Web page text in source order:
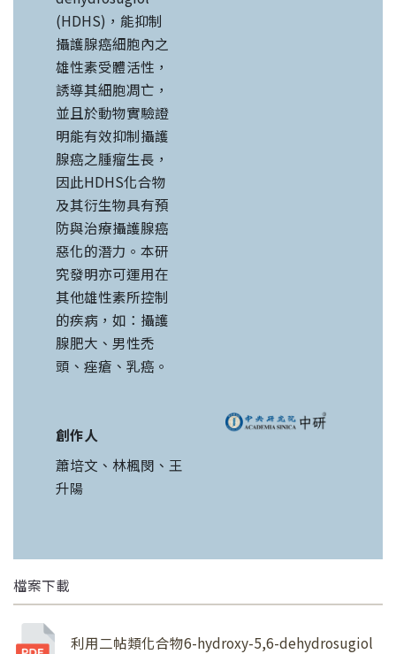
(HDHS)，能抑制
攝護腺癌細胞內之
雄性素受體活性，
誘導其細胞凋亡，
並且於動物實驗證
明能有效抑制攝護
腺癌之腫瘤生長，
因此HDHS化合物
及其衍生物具有預
防與治療攝護腺癌
惡化的潛力。本研
究發明亦可運用在
其他雄性素所控制
的疾病，如：攝護
腺肥大、男性禿
頭、痤瘡、乳癌。
創作人
蕭培文、林楓閔、王
升陽
檔案下載
利用二帖類化合物6-hydroxy-5,6-dehydrosugiol